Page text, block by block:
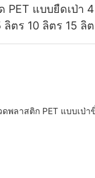
PET แบบยืดเป่า
ตร 10 ลิตร 15 ลิ